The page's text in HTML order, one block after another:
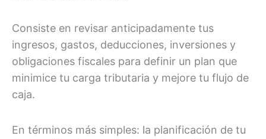
Consiste en revisar anticipadamente tus
ingresos, gastos, deducciones, inversiones y
obligaciones fiscales para definir un plan que
minimice tu carga tributaria y mejore tu flujo de
caja.
En términos más simples: la planificación de tu